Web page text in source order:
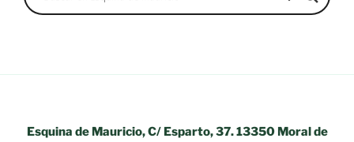
Esquina de Mauricio, C/ Esparto, 37. 13350 Moral de